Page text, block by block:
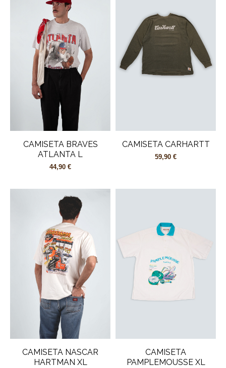
CAMISETA BRAVES
ATLANTA L
44,90 €
CAMISETA CARHARTT
59,90 €
CAMISETA NASCAR
HARTMAN XL
CAMISETA
PAMPLEMOUSSE XL